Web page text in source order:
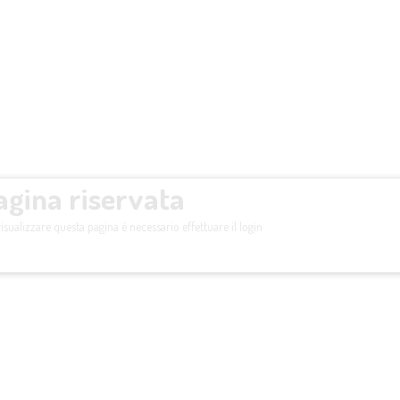
riservata
questa pagina è necessario effettuare il login